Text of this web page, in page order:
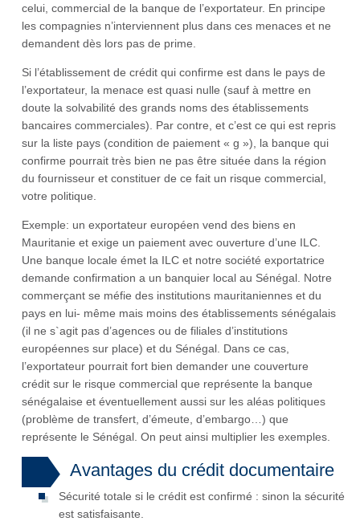
celui, commercial de la banque de l’exportateur. En principe
les compagnies n’interviennent plus dans ces menaces et ne
demandent dès lors pas de prime.
Si l’établissement de crédit qui confirme est dans le pays de
l’exportateur, la menace est quasi nulle (sauf à mettre en
doute la solvabilité des grands noms des établissements
bancaires commerciales). Par contre, et c’est ce qui est repris
sur la liste pays (condition de paiement « g »), la banque qui
confirme pourrait très bien ne pas être située dans la région
du fournisseur et constituer de ce fait un risque commercial,
votre politique.
Exemple: un exportateur européen vend des biens en
Mauritanie et exige un paiement avec ouverture d’une ILC.
Une banque locale émet la ILC et notre société exportatrice
demande confirmation a un banquier local au Sénégal. Notre
commerçant se méfie des institutions mauritaniennes et du
pays en lui- même mais moins des établissements sénégalais
(il ne s`agit pas d’agences ou de filiales d’institutions
européennes sur place) et du Sénégal. Dans ce cas,
l’exportateur pourrait fort bien demander une couverture
crédit sur le risque commercial que représente la banque
sénégalaise et éventuellement aussi sur les aléas politiques
(problème de transfert, d’émeute, d’embargo…) que
représente le Sénégal. On peut ainsi multiplier les exemples.
Avantages du crédit documentaire
Sécurité totale si le crédit est confirmé : sinon la sécurité
est satisfaisante.